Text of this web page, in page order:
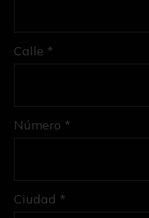
Calle *
Número *
Ciudad *